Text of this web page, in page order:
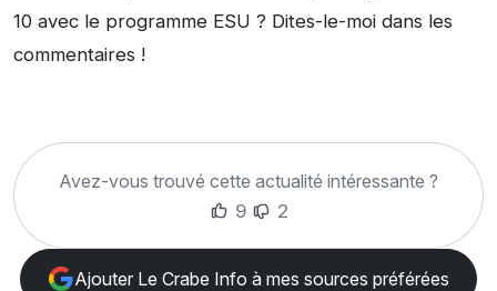
10 avec le programme ESU ? Dites-le-moi dans les
commentaires !
Avez-vous trouvé cette actualité intéressante ?
9
2
Ajouter Le Crabe Info à mes sources préférées